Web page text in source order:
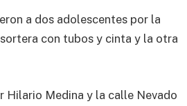
a dos adolescentes por la
con tubos y cinta y la otra
Hilario Medina y la calle Nevado